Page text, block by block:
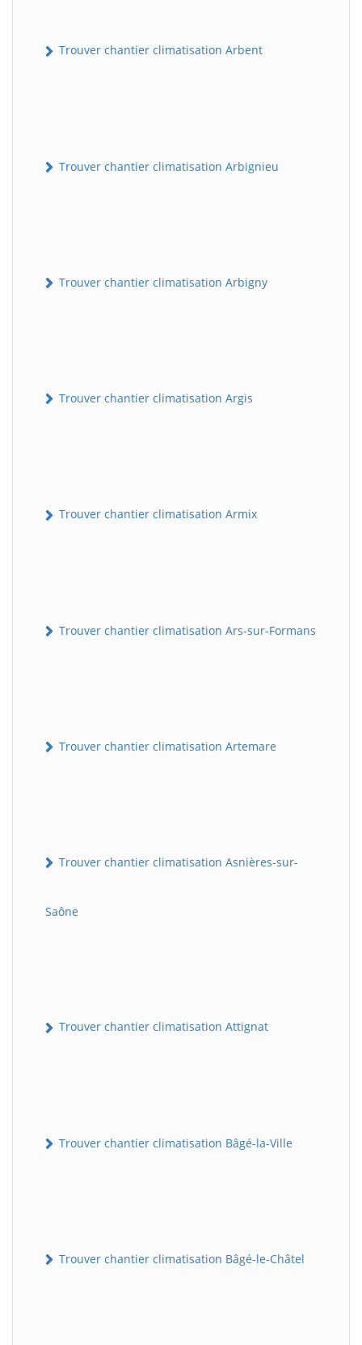
Trouver chantier climatisation Arbent
Trouver chantier climatisation Arbignieu
Trouver chantier climatisation Arbigny
Trouver chantier climatisation Argis
Trouver chantier climatisation Armix
Trouver chantier climatisation Ars-sur-Formans
Trouver chantier climatisation Artemare
Trouver chantier climatisation Asnières-sur-
Saône
Trouver chantier climatisation Attignat
Trouver chantier climatisation Bâgé-la-Ville
Trouver chantier climatisation Bâgé-le-Châtel